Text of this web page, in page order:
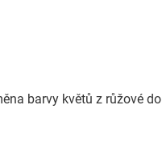
barvy květů z růžové do